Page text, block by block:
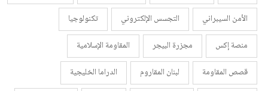
الأمن السيبراني
التجسس الإلكتروني
تكنولوجيا
منصة إكس
مجزرة البيجر
المقاومة الإسلامية
قصص المقاومة
لبنان المقاروم الدراما الخليجية